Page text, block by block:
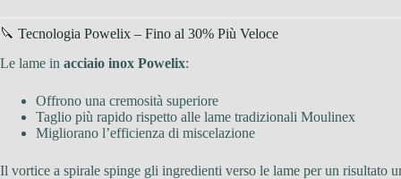
🔪 Tecnologia Powelix – Fino al 30% Più Veloce
Le lame in acciaio inox Powelix:
Offrono una cremosità superiore
Taglio più rapido rispetto alle lame tradizionali Moulinex
Migliorano l’efficienza di miscelazione
Il vortice a spirale spinge gli ingredienti verso le lame per un risultato